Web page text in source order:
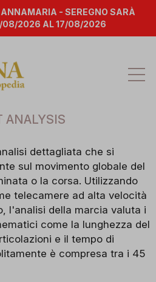
- SEREGNO SARÀ
08/2026 AL 17/08/2026
ANALYSIS
dettagliata che si
sul movimento globale del
o la corsa. Utilizzando
telecamere ad alta velocità
l'analisi della marcia valuta i
come la lunghezza del
e il tempo di
è compresa tra i 45